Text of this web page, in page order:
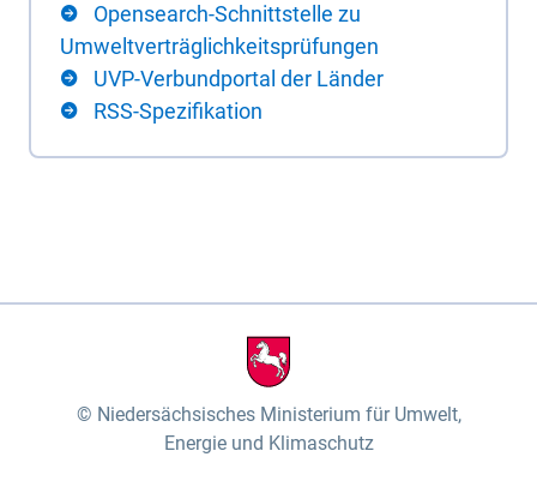
Opensearch-Schnittstelle zu
Umweltverträglichkeitsprüfungen
UVP-Verbundportal der Länder
RSS-Spezifikation
Niedersächsisches Ministerium für Umwelt,
Energie und Klimaschutz